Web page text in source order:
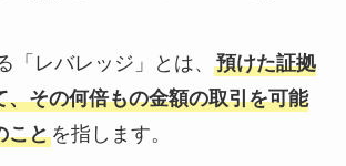
「レバレッジ」とは、 預けた証拠
、その何倍もの金額の取引を可能
ことを指します。